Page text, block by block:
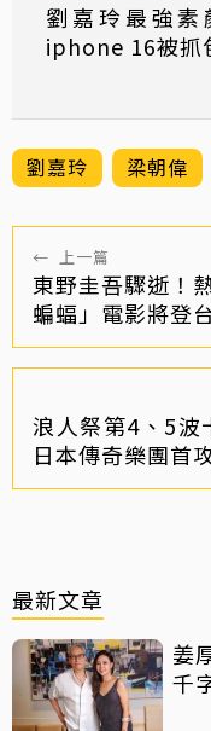
劉嘉玲最強
iphone 16被抓
劉嘉玲 梁朝偉
← 上一篇
東野圭吾驟逝！
蝙蝠」電影將登
浪人祭第4、5波
日本傳奇樂團首
最新文章
姜
千